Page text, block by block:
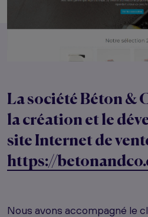
La société Béton &
la création et le
site Internet de
https://
Nous avons accompagné le